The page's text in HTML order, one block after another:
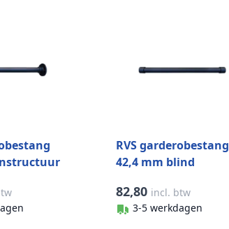
RVS garderobestang
42,4 mm blind
82,80 incl. btw
3-5 werkdagen